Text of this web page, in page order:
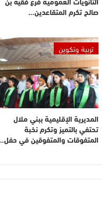
صالح تكرم المتقاعدين…
تربية وتكوين
المديرية الإقليمية ببني ملال
تحتفي بالتميز وتكرم نخبة
المتفوقات والمتفوقين في